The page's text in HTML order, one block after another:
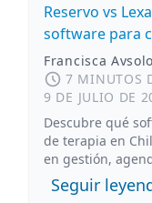
Reservo vs
software para
Francisca
7 MINUTOS
9 DE JULIO DE
Descubre qué
de terapia en
en gestión,
Seguir